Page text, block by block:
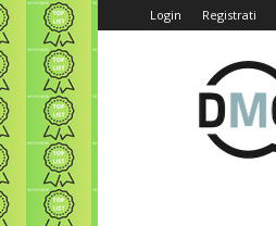
Login Registrati